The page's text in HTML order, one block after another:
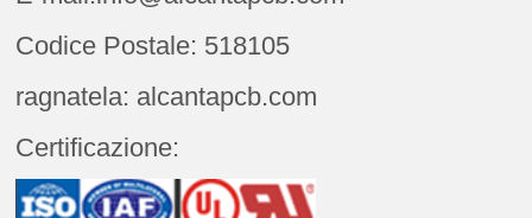
Codice Postale: 518105
ragnatela: alcantapcb.com
Certificazione: